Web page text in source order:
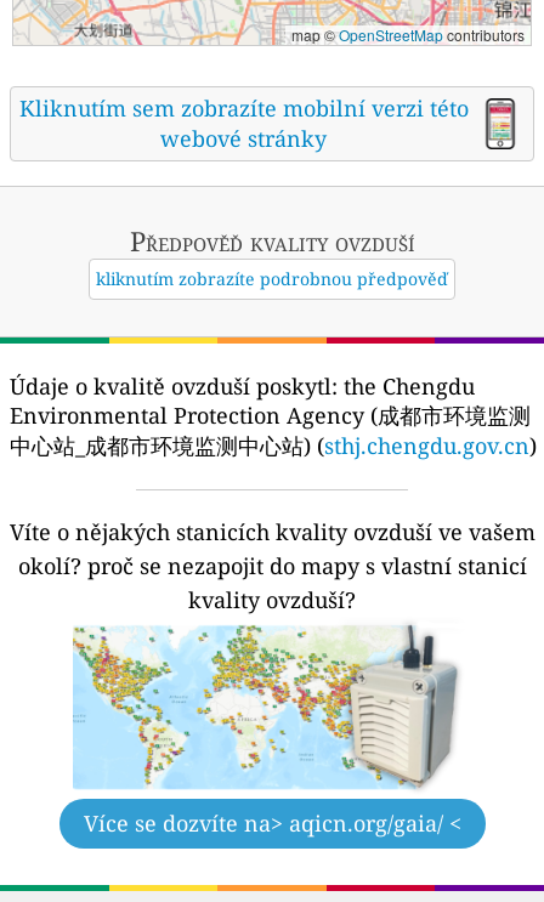
map ©OpenStreetMapcontributors
Kliknutím sem zobrazíte mobilní verzi této
webové stránky
Předpověď kvality ovzduší
kliknutím zobrazíte podrobnou předpověď
Údaje o kvalitě ovzduší poskytl: the Chengdu
Environmental Protection Agency (成都市环境监测
中心站_成都市环境监测中心站) (sthj.chengdu.gov.cn)
Víte o nějakých stanicích kvality ovzduší ve vašem
okolí? proč se nezapojit do mapy s vlastní stanicí
kvality ovzduší?
Více se dozvíte na> aqicn.org/gaia/ <